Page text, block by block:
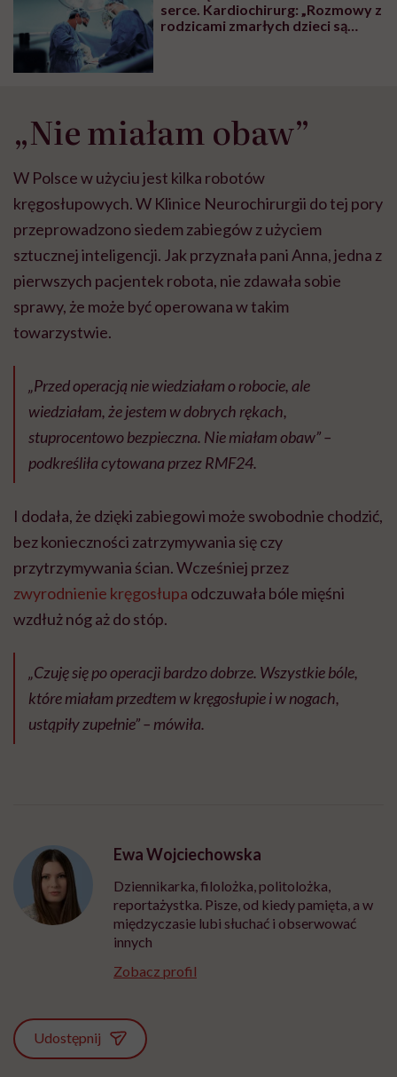
serce. Kardiochirurg: „Rozmowy z
rodzicami zmarłych dzieci są
„Nie miałam obaw”
W Polsce w użyciu jest kilka robotów
kręgosłupowych. W Klinice Neurochirurgii do tej pory
przeprowadzono siedem zabiegów z użyciem
sztucznej inteligencji. Jak przyznała pani Anna, jedna z
pierwszych pacjentek robota, nie zdawała sobie
sprawy, że może być operowana w takim
towarzystwie.
„Przed operacją nie wiedziałam o robocie, ale
wiedziałam, że jestem w dobrych rękach,
stuprocentowo bezpieczna. Nie miałam obaw” –
podkreśliła cytowana przez RMF24.
I dodała, że dzięki zabiegowi może swobodnie chodzić,
bez konieczności zatrzymywania się czy
przytrzymywania ścian. Wcześniej przez
zwyrodnienie kręgosłupa odczuwała bóle mięśni
wzdłuż nóg aż do stóp.
„Czuję się po operacji bardzo dobrze. Wszystkie bóle,
które miałam przedtem w kręgosłupie i w nogach,
ustąpiły zupełnie” – mówiła.
Ewa Wojciechowska
Dziennikarka, filolożka, politolożka,
reportażystka. Pisze, od kiedy pamięta, a w
międzyczasie lubi słuchać i obserwować
innych
Zobacz profil
Udostępnij